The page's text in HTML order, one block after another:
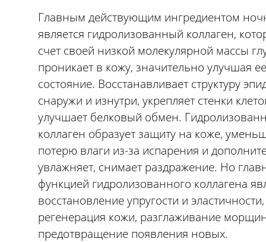
Главным действующим ингредиентом
является гидролизованный коллаген,
счет своей низкой молекулярной массы
проникает в кожу, значительно улучшая ее
состояние. Восстанавливает структуру
снаружи и изнутри, укрепляет стенки
улучшает белковый обмен.
коллаген образует защиту на коже,
потерю влаги из-за испарения и
увлажняет, снимает раздражение. Но
функцией гидролизованного коллагена
восстановление упругости и эластичности,
регенерация кожи, разглаживание
предотвращение появления новых.